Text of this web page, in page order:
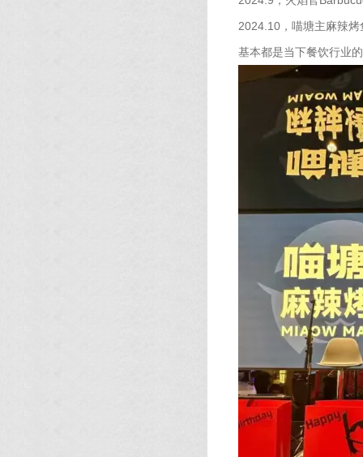
2024.10，喵塘主麻辣烤
基本都是当下餐饮行业